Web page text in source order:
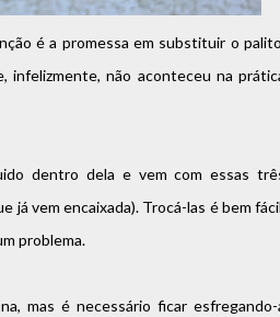
é a promessa em substituir o
infelizmente, não aconteceu na
dentro dela e vem com essas
já vem encaixada). Trocá-las é bem
problema.
mas é necessário ficar esfregando-